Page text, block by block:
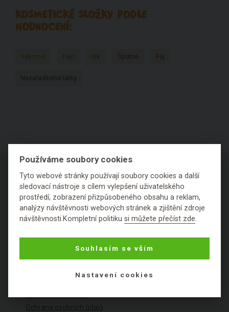
KOSMETICKÉ SLOŽKY PODLE
HODNOCENÍ:
Výborné Fajn Ok Špatné Fuj
Nezařaditelné látky
O NÁKUPU
Ochrana osobních údajů
Používáme soubory cookies
Tyto webové stránky používají soubory cookies a další
sledovací nástroje s cílem vylepšení uživatelského
prostředí, zobrazení přizpůsobeného obsahu a reklam,
analýzy návštěvnosti webových stránek a zjištění zdroje
návštěvnosti.Kompletní politikusi můžete přečíst zde.
Souhlasím se vším
Nastavení cookies